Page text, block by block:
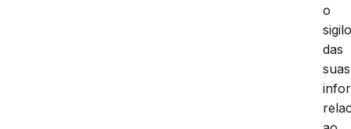
o
das
suas